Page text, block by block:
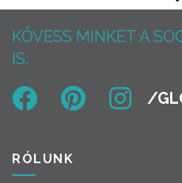
KÖVESS MINKET A
IS:
RÓLUNK